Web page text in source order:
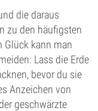
die daraus
zu den häufigsten
Glück kann man
Lass die Erde
bevor du sie
Anzeichen von
geschwärzte